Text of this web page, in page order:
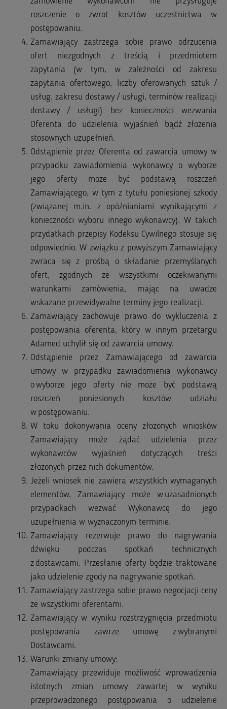
roszczenie o zwrot kosztów uczestnictwa w
postępowaniu.
Zamawiający zastrzega sobie prawo odrzucenia
ofert niezgodnych z treścią i przedmiotem
zapytania (w tym, w zależności od zakresu
zapytania ofertowego, liczby oferowanych sztuk /
usług, zakresu dostawy / usługi, terminów realizacji
dostawy / usługi) bez konieczności wezwania
Oferenta do udzielenia wyjaśnień bądź złożenia
stosownych uzupełnień.
Odstąpienie przez Oferenta od zawarcia umowy w
przypadku zawiadomienia wykonawcy o wyborze
jego oferty może być podstawą roszczeń
Zamawiającego, w tym z tytułu poniesionej szkody
(związanej m.in. z opóźnianiami wynikającymi z
konieczności wyboru innego wykonawcy). W takich
przydatkach przepisy Kodeksu Cywilnego stosuje się
odpowiednio. W związku z powyższym Zamawiający
zwraca się z prośbą o składanie przemyślanych
ofert, zgodnych ze wszystkimi oczekiwanymi
warunkami zamówienia, mając na uwadze
wskazane przewidywalne terminy jego realizacji.
Zamawiający zachowuje prawo do wykluczenia z
postępowania oferenta, który w innym przetargu
Adamed uchylił się od zawarcia umowy.
Odstąpienie przez Zamawiającego od zawarcia
umowy w przypadku zawiadomienia wykonawcy
o wyborze jego oferty nie może być podstawą
roszczeń poniesionych kosztów udziału
w postępowaniu.
W toku dokonywania oceny złożonych wniosków
Zamawiający może żądać udzielenia przez
wykonawców wyjaśnień dotyczących treści
złożonych przez nich dokumentów.
Jeżeli wniosek nie zawiera wszystkich wymaganych
elementów, Zamawiający może w uzasadnionych
przypadkach wezwać Wykonawcę do jego
uzupełnienia w wyznaczonym terminie.
Zamawiający rezerwuje prawo do nagrywania
dźwięku podczas spotkań technicznych
z dostawcami. Przesłanie oferty będzie traktowane
jako udzielenie zgody na nagrywanie spotkań.
Zamawiający zastrzega sobie prawo negocjacji ceny
ze wszystkimi oferentami.
Zamawiający w wyniku rozstrzygnięcia przedmiotu
postępowania zawrze umowę z wybranymi
Dostawcami.
Warunki zmiany umowy:
​Zamawiający przewiduje możliwość wprowadzenia
istotnych zmian umowy zawartej w wyniku
przeprowadzonego postępowania o udzielenie